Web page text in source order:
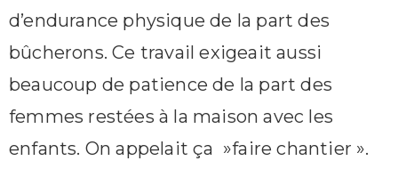
d’endurance physique de la part des
bûcherons. Ce travail exigeait aussi
beaucoup de patience de la part des
femmes restées à la maison avec les
enfants. On appelait ça »faire chantier ».